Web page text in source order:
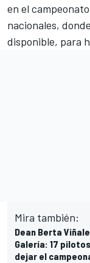
en el
nacionales,
disponible, para
Mira también:
Dean Berta
Galería: 17
dejar el